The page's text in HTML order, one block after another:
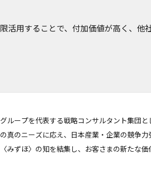
活用することで、付加価値が高く、他
ループを代表する戦略コンサルタント集団と
真のニーズに応え、日本産業・企業の競争力
みずほ〉の知を結集し、お客さまの新たな価